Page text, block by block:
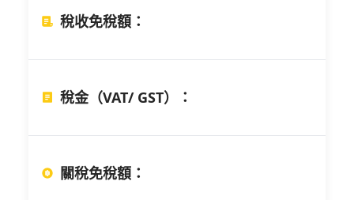
稅收免稅額 ：
稅金（VAT/ GST） ：
關稅免稅額 ：